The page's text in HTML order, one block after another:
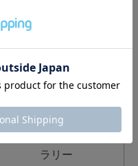
UCHINO×mucava
ウチノタオルギャラリー
ラリー